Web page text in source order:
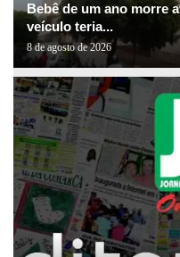
Bebê de um ano morre
veículo teria...
8 de agosto de 2026